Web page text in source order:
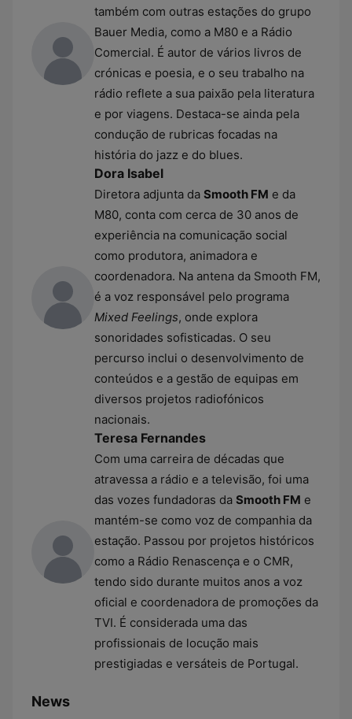
também com outras estações do grupo
Bauer Media, como a M80 e a Rádio
Comercial. É autor de vários livros de
crónicas e poesia, e o seu trabalho na
rádio reflete a sua paixão pela literatura
e por viagens. Destaca-se ainda pela
condução de rubricas focadas na
história do jazz e do blues.
Dora Isabel
Diretora adjunta da Smooth FM e da
M80, conta com cerca de 30 anos de
experiência na comunicação social
como produtora, animadora e
coordenadora. Na antena da Smooth FM,
é a voz responsável pelo programa
Mixed Feelings, onde explora
sonoridades sofisticadas. O seu
percurso inclui o desenvolvimento de
conteúdos e a gestão de equipas em
diversos projetos radiofónicos
nacionais.
Teresa Fernandes
Com uma carreira de décadas que
atravessa a rádio e a televisão, foi uma
das vozes fundadoras da Smooth FM e
mantém-se como voz de companhia da
estação. Passou por projetos históricos
como a Rádio Renascença e o CMR,
tendo sido durante muitos anos a voz
oficial e coordenadora de promoções da
TVI. É considerada uma das
profissionais de locução mais
prestigiadas e versáteis de Portugal.
News